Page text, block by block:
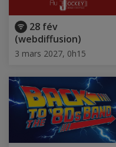
28 fév
(webdiffusion)
3 mars 2027, 0h15